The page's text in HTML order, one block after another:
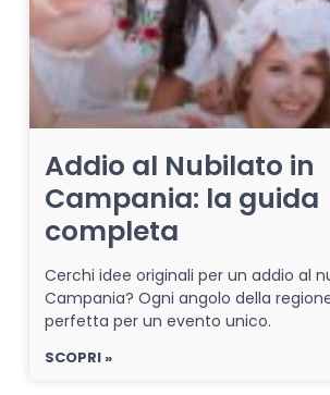
Addio al Nubilato in
Campania: la guida
completa
Cerchi idee originali per un addio al
Campania? Ogni angolo della
perfetta per un evento unico.
SCOPRI »